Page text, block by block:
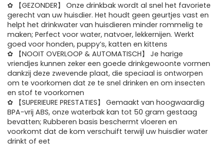
✿ 【GEZONDER】 Onze drinkbak wordt al snel het favoriete
gerecht van uw huisdier. Het houdt geen geurtjes vast en
helpt het drinkwater van huisdieren minder rommelig te
maken; Perfect voor water, natvoer, lekkernijen. Werkt
goed voor honden, puppy’s, katten en kittens
✿ 【NOOIT OVERLOOP & AUTOMATISCH】 Je harige
vriendjes kunnen zeker een goede drinkgewoonte vormen
dankzij deze zwevende plaat, die speciaal is ontworpen
om te voorkomen dat ze te snel drinken en om insecten
en stof te voorkomen
✿ 【SUPERIEURE PRESTATIES】 Gemaakt van hoogwaardig
BPA-vrij ABS, onze waterbak kan tot 50 gram gestaag
bevatten; Rubberen basis beschermt vloeren en
voorkomt dat de kom verschuift terwijl uw huisdier water
drinkt of eet